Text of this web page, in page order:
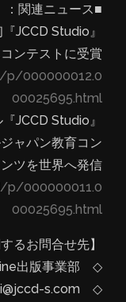
■関連ニュース：
ンテストに受賞
000000012.0
00025695.html
ャパン教育コン
ツを世界へ発信
000000011.0
00025695.html
【本事業に関するお問合せ先】
◇ JCCD Studio グローバルOnline出版事業部
◇ Email: Hi@jccd-s.com